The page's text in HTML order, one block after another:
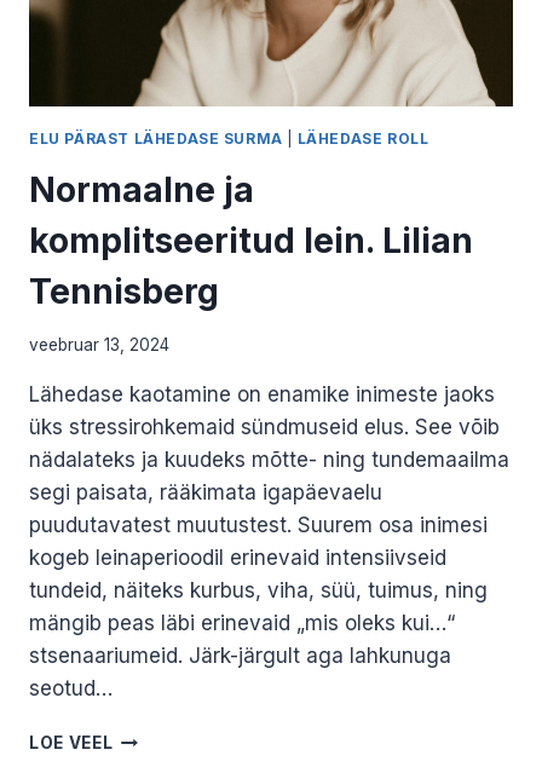
ELU PÄRAST LÄHEDASE SURMA LÄHEDASE ROLL
Normaalne ja
komplitseeritud lein. Lilian
Tennisberg
veebruar 13, 2024
Lähedase kaotamine on enamike inimeste jaoks
üks stressirohkemaid sündmuseid elus. See võib
nädalateks ja kuudeks mõtte- ning tundemaailma
segi paisata, rääkimata igapäevaelu
puudutavatest muutustest. Suurem osa inimesi
kogeb leinaperioodil erinevaid intensiivseid
tundeid, näiteks kurbus, viha, süü, tuimus, ning
mängib peas läbi erinevaid „mis oleks kui…“
stsenaariumeid. Järk-järgult aga lahkunuga
seotud…
LOE VEEL NORMAALNE